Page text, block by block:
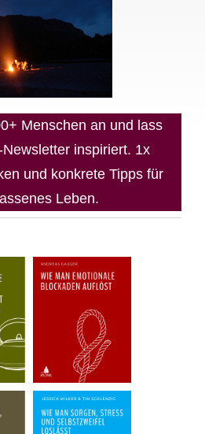
Menschen an und lass
inspiriert. 1x
und konkrete Tipps für
Leben.